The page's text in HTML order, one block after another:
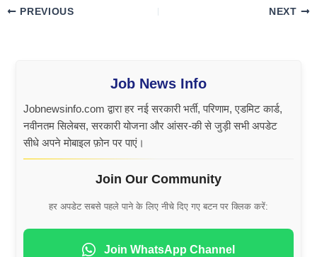
PREVIOUS NEXT
Job News Info
Jobnewsinfo.com द्वारा हर नई सरकारी भर्ती, परिणाम, एडमिट कार्ड,
नवीनतम सिलेबस, सरकारी योजना और आंसर-की से जुड़ी सभी अपडेट
सीधे अपने मोबाइल फ़ोन पर पाएं।
Join Our Community
हर अपडेट सबसे पहले पाने के लिए नीचे दिए गए बटन पर क्लिक करें:
Join WhatsApp Channel